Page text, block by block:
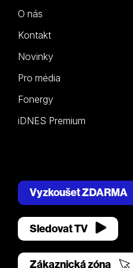
O nás
Kontakt
Novinky
Pro média
Fonergy
iDNES Premium
Vyzkoušet ZDARMA
Sledovat TV
Zákaznická zóna